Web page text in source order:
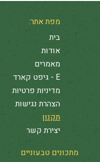
מפת אתר:
בית
אודות
מאמרים
E - גיפט קארד
מדיניות פרטיות
הצהרת נגישות
תקנון
יצירת קשר
מתכונים טבעוניים